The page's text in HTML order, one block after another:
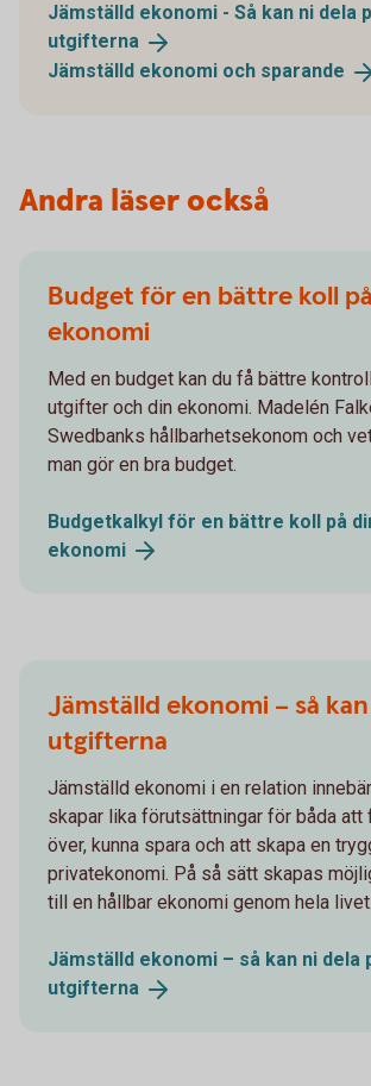
Jämställd ekonomi - Så kan ni dela
utgifterna
Jämställd ekonomi och sparande
Andra läser också
Budget för en bättre koll
ekonomi
Med en budget kan du få bättre
utgifter och din ekonomi. Madelén
Swedbanks hållbarhetsekonom och
man gör en bra budget.
Budgetkalkyl för en bättre koll på
ekonomi
Jämställd ekonomi – så
utgifterna
Jämställd ekonomi i en relation
skapar lika förutsättningar för båda att
över, kunna spara och att skapa en
privatekonomi. På så sätt skapas
till en hållbar ekonomi genom hela livet.
Jämställd ekonomi – så kan ni dela
utgifterna